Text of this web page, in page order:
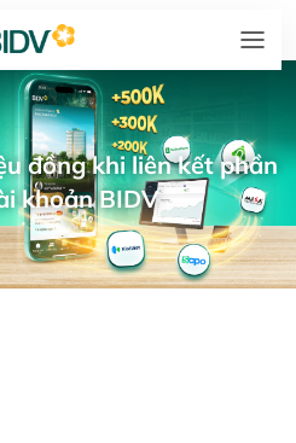
đồng khi liên kết phần
khoản BIDV